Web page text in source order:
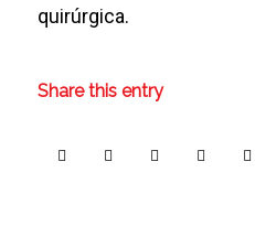
quirúrgica.
Share this entry